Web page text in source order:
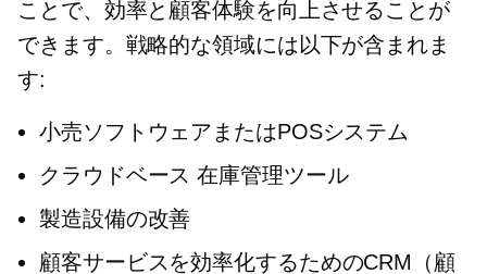
ことで、効率と顧客体験を向上させることが
できます。戦略的な領域には以下が含まれま
す:
小売ソフトウェアまたはPOSシステム
クラウドベース 在庫管理ツール
製造設備の改善
顧客サービスを効率化するためのCRM（顧